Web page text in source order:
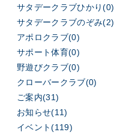
サタデークラブひかり(0)
サタデークラブのぞみ(2)
アポロクラブ(0)
サポート体育(0)
野遊びクラブ(0)
クローバークラブ(0)
ご案内(31)
お知らせ(11)
イベント(119)